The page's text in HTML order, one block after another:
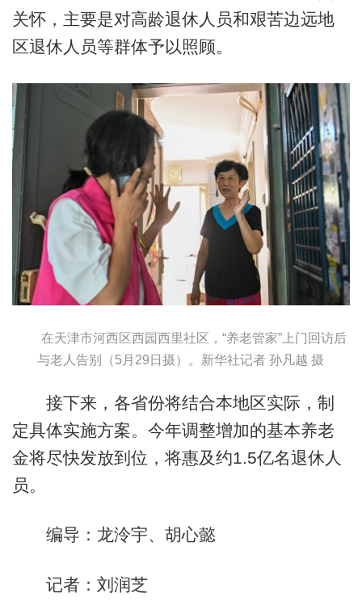
关怀，主要是对高龄退休人员和艰苦边远地
区退休人员等群体予以照顾。
在天津市河西区西园西里社区，“养老管家”上门回访后
与老人告别（5月29日摄）。新华社记者 孙凡越 摄
接下来，各省份将结合本地区实际，制
定具体实施方案。今年调整增加的基本养老
金将尽快发放到位，将惠及约1.5亿名退休人
员。
编导：龙泠宇、胡心懿
记者：刘润芝